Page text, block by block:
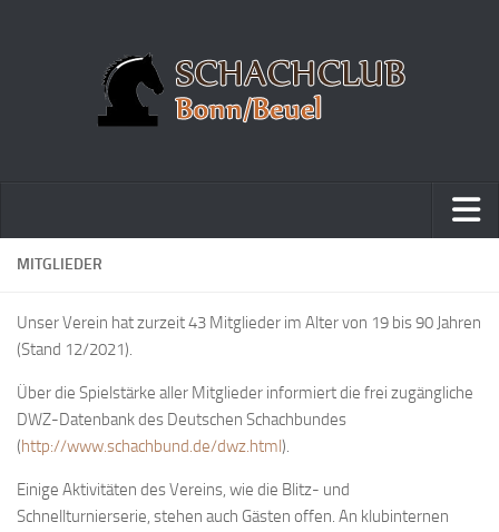
Home
Vereinsmeisterschaft
Vereinsschnellschachmeisterschaft
Blitzturnierserie
Schnellturnierserie
Bayernpokal
MITGLIEDER
Unser Verein hat zurzeit 43 Mitglieder im Alter von 19 bis 90 Jahren
(Stand 12/2021).
Über die Spielstärke aller Mitglieder informiert die frei zugängliche
DWZ-Datenbank des Deutschen Schachbundes
(http://www.schachbund.de/dwz.html).
Einige Aktivitäten des Vereins, wie die Blitz- und
Schnellturnierserie, stehen auch Gästen offen. An klubinternen